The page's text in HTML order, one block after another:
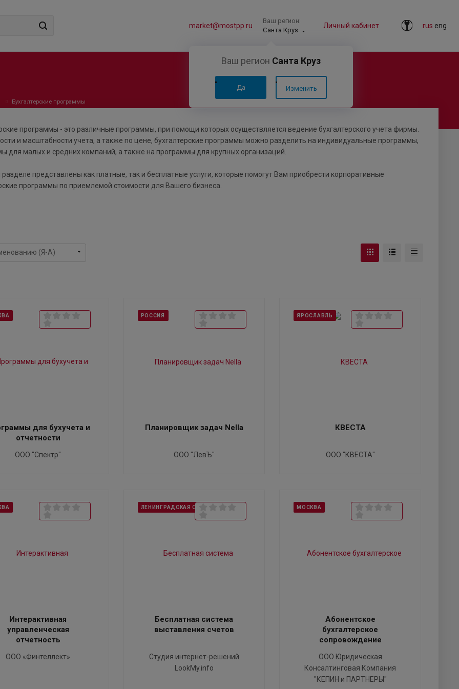
rus eng
Личный кабинет
Ваш регион:
Санта Круз
Ваш регион Санта Круз
Да Изменить
market@mostpp.ru
Бухгалтерские программы
программы - это различные программы, при помощи которых осуществляется ведение бухгалтерского учета фирмы.
и масштабности учета, а также по цене, бухгалтерские программы можно разделить на индивидуальные программы,
для малых и средних компаний, а также на программы для крупных организаций.
представлены как платные, так и бесплатные услуги, которые помогут Вам приобрести корпоративные
программы по приемлемой стоимости для Вашего бизнеса.
для бухучета и
отчетности
ООО "Спектр"
РОССИЯ
Планировщик задач Nella
ООО "ЛевЪ"
ЯРОСЛАВЛЬ
КВЕСТА
ООО "КВЕСТА"
Интерактивная
управленческая
отчетность
ООО «Финтеллект»
ЛЕНИНГРАДСКАЯ ОБЛАСТЬ
Бесплатная система
выставления счетов
Студия интернет-решений
LookMy.info
МОСКВА
Абонентское
бухгалтерское
сопровождение
ООО Юридическая
Консалтинговая Компания
"КЕПИН и ПАРТНЕРЫ"